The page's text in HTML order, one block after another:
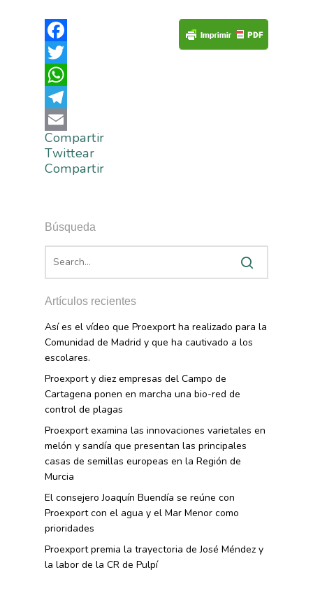
Facebook
Twitter
WhatsApp
Telegram
Email
Compartir
Twittear
Compartir
Búsqueda
Artículos recientes
Así es el vídeo que Proexport ha realizado para la
Comunidad de Madrid y que ha cautivado a los
escolares.
Proexport y diez empresas del Campo de
Cartagena ponen en marcha una bio-red de
control de plagas
Proexport examina las innovaciones varietales en
melón y sandía que presentan las principales
casas de semillas europeas en la Región de
Murcia
El consejero Joaquín Buendía se reúne con
Proexport con el agua y el Mar Menor como
prioridades
Proexport premia la trayectoria de José Méndez y
la labor de la CR de Pulpí